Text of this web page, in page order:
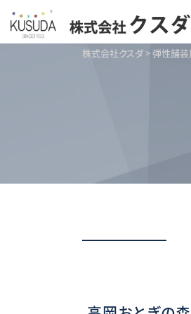
株式会社クスダ> 弾性舗